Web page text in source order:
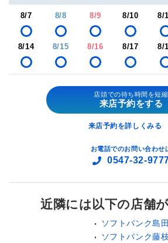
8/7 8/8 8/9 8/10 8/
8/14 8/15 8/16 8/17 8/
店頭での待ち時間を短縮
来店予約をする
来店予約を詳しくみる
お電話でのお問い合わせ
0547-32-
近隣には以下の店舗
ソフトバンク島田
ソフトバンク藤枝